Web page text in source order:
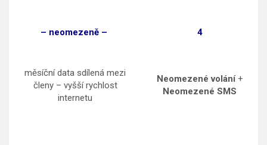
– neomezeně – 4
měsíční data sdílená mezi
členy – vyšší rychlost
internetu
Neomezené volání+
Neomezené SMS